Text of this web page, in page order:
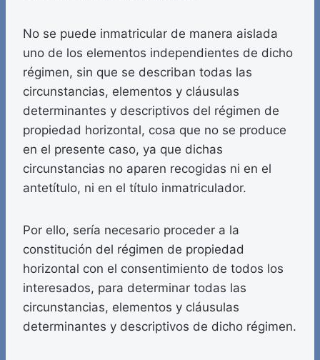
No se puede inmatricular de manera aislada
uno de los elementos independientes de dicho
régimen, sin que se describan todas las
circunstancias, elementos y cláusulas
determinantes y descriptivos del régimen de
propiedad horizontal, cosa que no se produce
en el presente caso, ya que dichas
circunstancias no aparen recogidas ni en el
antetítulo, ni en el título inmatriculador.
Por ello, sería necesario proceder a la
constitución del régimen de propiedad
horizontal con el consentimiento de todos los
interesados, para determinar todas las
circunstancias, elementos y cláusulas
determinantes y descriptivos de dicho régimen.